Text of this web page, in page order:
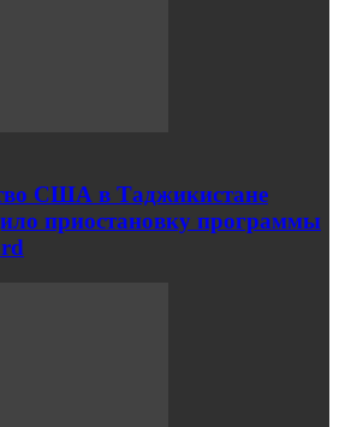
США в Таджикистане
приостановку программы